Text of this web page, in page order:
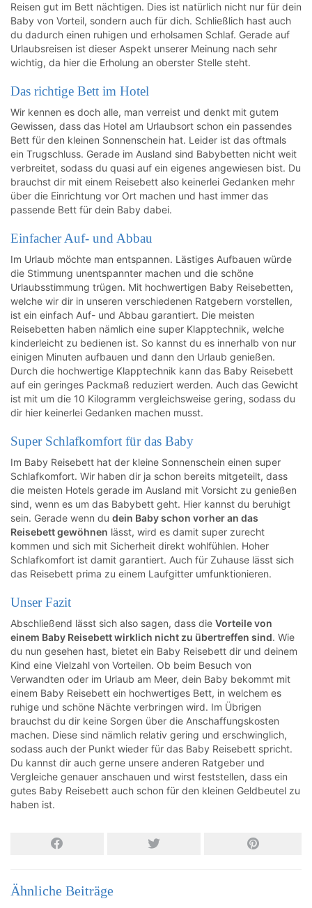
Reisen gut im Bett nächtigen. Dies ist natürlich nicht nur für dein
Baby von Vorteil, sondern auch für dich. Schließlich hast auch
du dadurch einen ruhigen und erholsamen Schlaf. Gerade auf
Urlaubsreisen ist dieser Aspekt unserer Meinung nach sehr
wichtig, da hier die Erholung an oberster Stelle steht.
Das richtige Bett im Hotel
Wir kennen es doch alle, man verreist und denkt mit gutem
Gewissen, dass das Hotel am Urlaubsort schon ein passendes
Bett für den kleinen Sonnenschein hat. Leider ist das oftmals
ein Trugschluss. Gerade im Ausland sind Babybetten nicht weit
verbreitet, sodass du quasi auf ein eigenes angewiesen bist. Du
brauchst dir mit einem Reisebett also keinerlei Gedanken mehr
über die Einrichtung vor Ort machen und hast immer das
passende Bett für dein Baby dabei.
Einfacher Auf- und Abbau
Im Urlaub möchte man entspannen. Lästiges Aufbauen würde
die Stimmung unentspannter machen und die schöne
Urlaubsstimmung trügen. Mit hochwertigen Baby Reisebetten,
welche wir dir in unseren verschiedenen Ratgebern vorstellen,
ist ein einfach Auf- und Abbau garantiert. Die meisten
Reisebetten haben nämlich eine super Klapptechnik, welche
kinderleicht zu bedienen ist. So kannst du es innerhalb von nur
einigen Minuten aufbauen und dann den Urlaub genießen.
Durch die hochwertige Klapptechnik kann das Baby Reisebett
auf ein geringes Packmaß reduziert werden. Auch das Gewicht
ist mit um die 10 Kilogramm vergleichsweise gering, sodass du
dir hier keinerlei Gedanken machen musst.
Super Schlafkomfort für das Baby
Im Baby Reisebett hat der kleine Sonnenschein einen super
Schlafkomfort. Wir haben dir ja schon bereits mitgeteilt, dass
die meisten Hotels gerade im Ausland mit Vorsicht zu genießen
sind, wenn es um das Babybett geht. Hier kannst du beruhigt
sein. Gerade wenn du dein Baby schon vorher an das
Reisebett gewöhnen lässt, wird es damit super zurecht
kommen und sich mit Sicherheit direkt wohlfühlen. Hoher
Schlafkomfort ist damit garantiert. Auch für Zuhause lässt sich
das Reisebett prima zu einem Laufgitter umfunktionieren.
Unser Fazit
Abschließend lässt sich also sagen, dass die Vorteile von
einem Baby Reisebett wirklich nicht zu übertreffen sind. Wie
du nun gesehen hast, bietet ein Baby Reisebett dir und deinem
Kind eine Vielzahl von Vorteilen. Ob beim Besuch von
Verwandten oder im Urlaub am Meer, dein Baby bekommt mit
einem Baby Reisebett ein hochwertiges Bett, in welchem es
ruhige und schöne Nächte verbringen wird. Im Übrigen
brauchst du dir keine Sorgen über die Anschaffungskosten
machen. Diese sind nämlich relativ gering und erschwinglich,
sodass auch der Punkt wieder für das Baby Reisebett spricht.
Du kannst dir auch gerne unsere anderen Ratgeber und
Vergleiche genauer anschauen und wirst feststellen, dass ein
gutes Baby Reisebett auch schon für den kleinen Geldbeutel zu
haben ist.
Ähnliche Beiträge